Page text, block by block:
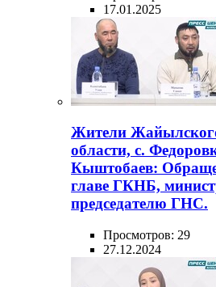
17.01.2025
Жители
области, с.
Кыштобаев:
главе ГКНБ,
председателю ГНС.
Просмотров: 29
27.12.2024